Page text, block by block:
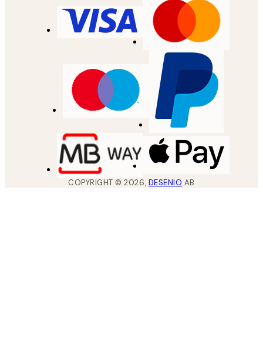
COPYRIGHT ©2026, DESENIO AB